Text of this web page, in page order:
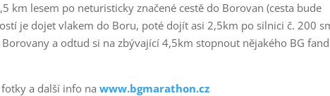
km lesem po neturisticky značené cestě do Borovan (cesta bude
je dojet vlakem do Boru, poté dojít asi 2,5km po silnici č. 200
a odtud si na zbývající 4,5km stopnout nějakého BG
fotky a další info nawww.bgmarathon.cz